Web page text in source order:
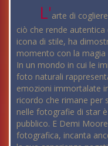
L'arte di
ciò che rende
icona di stile, ha
momento con la
In un mondo in cui le
foto naturali
emozioni immortalate
ricordo che rimane per
nelle fotografie di star
pubblico. E Demi
fotografica, incanta